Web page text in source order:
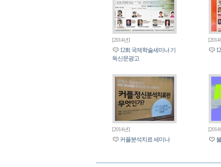
[2014년]
12회 국제학술세미나 기
독신문광고
[2014년]
커플분석치료 세미나